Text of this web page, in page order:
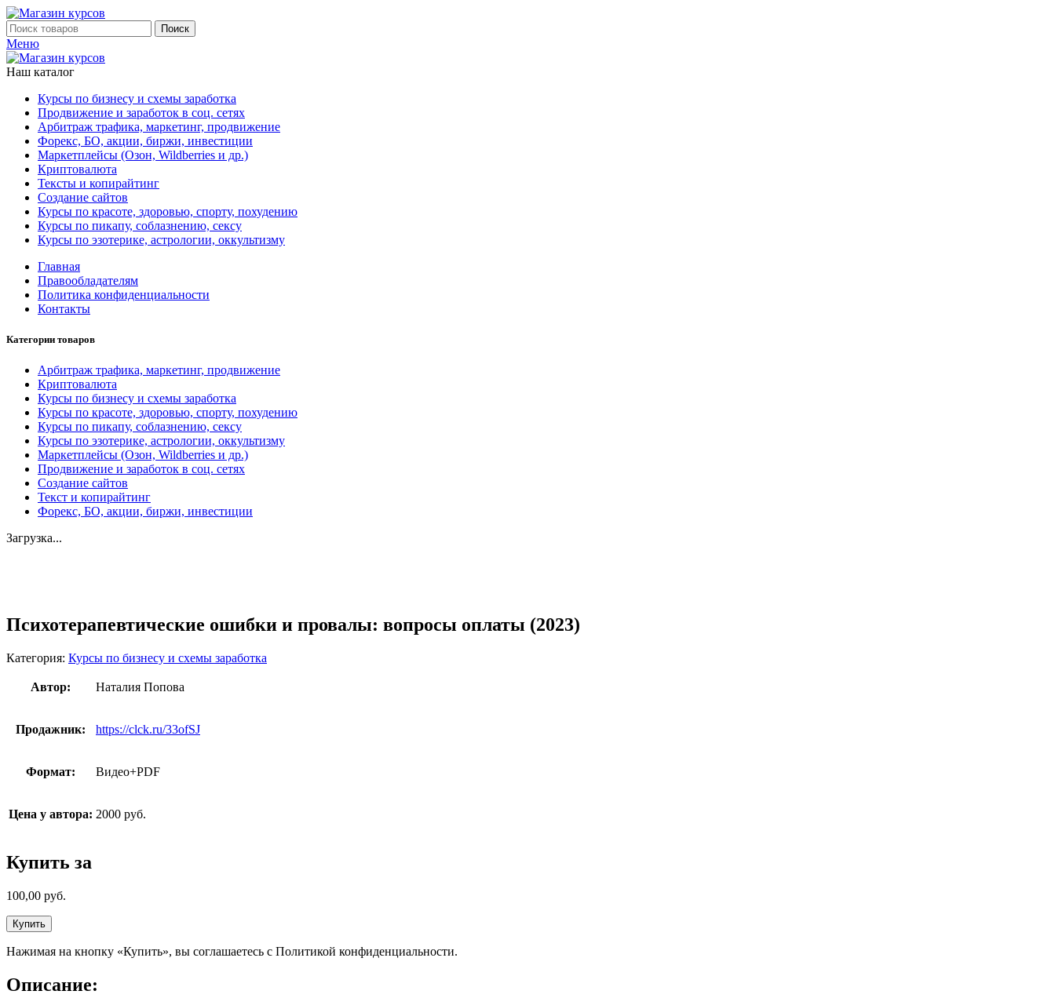
Поиск
Меню
Наш каталог
Курсы по бизнесу и схемы заработка
Продвижение и заработок в соц. сетях
Арбитраж трафика, маркетинг, продвижение
Форекс, БО, акции, биржи, инвестиции
Маркетплейсы (Озон, Wildberries и др.)
Криптовалюта
Тексты и копирайтинг
Создание сайтов
Курсы по красоте, здоровью, спорту, похудению
Курсы по пикапу, соблазнению, сексу
Курсы по эзотерике, астрологии, оккультизму
Главная
Правообладателям
Политика конфиденциальности
Контакты
Категории товаров
Арбитраж трафика, маркетинг, продвижение
Криптовалюта
Курсы по бизнесу и схемы заработка
Курсы по красоте, здоровью, спорту, похудению
Курсы по пикапу, соблазнению, сексу
Курсы по эзотерике, астрологии, оккультизму
Маркетплейсы (Озон, Wildberries и др.)
Продвижение и заработок в соц. сетях
Создание сайтов
Текст и копирайтинг
Форекс, БО, акции, биржи, инвестиции
Загрузка...
Психотерапевтические ошибки и провалы: вопросы оплаты (2023)
Категория: Курсы по бизнесу и схемы заработка
Автор: Наталия Попова
Продажник: https://clck.ru/33ofSJ
Формат: Видео+PDF
Цена у автора: 2000 руб.
Купить за
100,00 руб.
Купить
Нажимая на кнопку «Купить», вы соглашаетесь с Политикой конфиденциальности.
Описание: